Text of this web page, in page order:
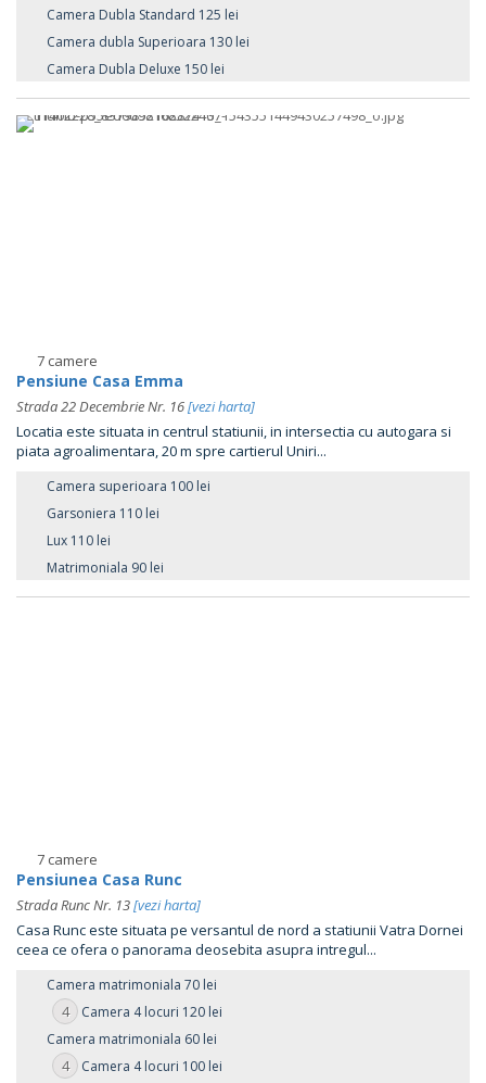
Camera Dubla Standard 125 lei
Camera dubla Superioara 130 lei
Camera Dubla Deluxe 150 lei
7 camere
Pensiune Casa Emma
Strada 22 Decembrie Nr. 16[vezi harta]
Locatia este situata in centrul statiunii, in intersectia cu autogara si
piata agroalimentara, 20 m spre cartierul Uniri...
Camera superioara 100 lei
Garsoniera 110 lei
Lux 110 lei
Matrimoniala 90 lei
7 camere
Pensiunea Casa Runc
Strada Runc Nr. 13[vezi harta]
Casa Runc este situata pe versantul de nord a statiunii Vatra Dornei
ceea ce ofera o panorama deosebita asupra intregul...
Camera matrimoniala 70 lei
4
Camera 4 locuri 120 lei
Camera matrimoniala 60 lei
4
Camera 4 locuri 100 lei